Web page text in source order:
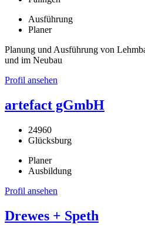
Ausführung
Planer
Planung und Ausführung von
und im Neubau
Profil ansehen
artefact gGmbH
24960
Glücksburg
Planer
Ausbildung
Profil ansehen
Drewes + Speth